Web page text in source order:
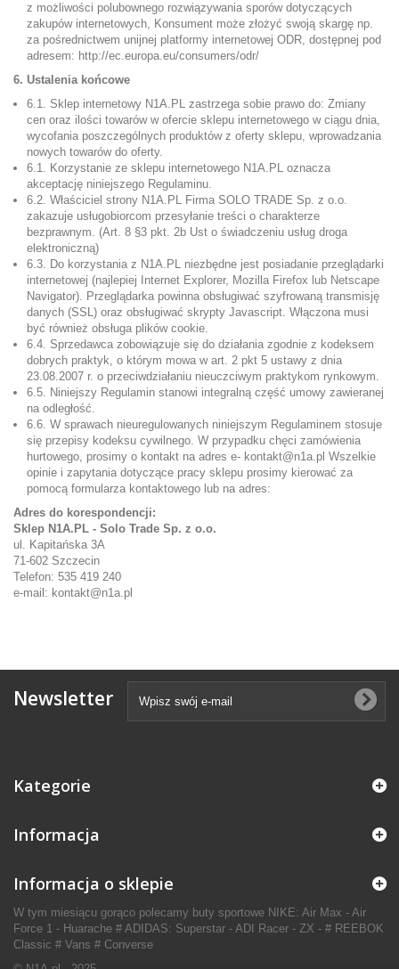
z możliwości polubownego rozwiązywania sporów dotyczących
zakupów internetowych, Konsument może złożyć swoją skargę np.
za pośrednictwem unijnej platformy internetowej ODR, dostępnej pod
adresem: http://ec.europa.eu/consumers/odr/
6. Ustalenia końcowe
6.1. Sklep internetowy N1A.PL zastrzega sobie prawo do: Zmiany
cen oraz ilości towarów w ofercie sklepu internetowego w ciągu dnia,
wycofania poszczególnych produktów z oferty sklepu, wprowadzania
nowych towarów do oferty.
6.1. Korzystanie ze sklepu internetowego N1A.PL oznacza
akceptację niniejszego Regulaminu.
6.2. Właściciel strony N1A.PL Firma SOLO TRADE Sp. z o.o.
zakazuje usługobiorcom przesyłanie treści o charakterze
bezprawnym. (Art. 8 §3 pkt. 2b Ust o świadczeniu usług droga
elektroniczną)
6.3. Do korzystania z N1A.PL niezbędne jest posiadanie przeglądarki
internetowej (najlepiej Internet Explorer, Mozilla Firefox lub Netscape
Navigator). Przeglądarka powinna obsługiwać szyfrowaną transmisję
danych (SSL) oraz obsługiwać skrypty Javascript. Włączona musi
być również obsługa plików cookie.
6.4. Sprzedawca zobowiązuje się do działania zgodnie z kodeksem
dobrych praktyk, o którym mowa w art. 2 pkt 5 ustawy z dnia
23.08.2007 r. o przeciwdziałaniu nieuczciwym praktykom rynkowym.
6.5. Niniejszy Regulamin stanowi integralną część umowy zawieranej
na odległość.
6.6. W sprawach nieuregulowanych niniejszym Regulaminem stosuje
się przepisy kodeksu cywilnego. W przypadku chęci zamówienia
hurtowego, prosimy o kontakt na adres e- kontakt@n1a.pl Wszelkie
opinie i zapytania dotyczące pracy sklepu prosimy kierować za
pomocą formularza kontaktowego lub na adres:
Adres do korespondencji:
Sklep N1A.PL - Solo Trade Sp. z o.o.
ul. Kapitańska 3A
71-602 Szczecin
Telefon: 535 419 240
e-mail: kontakt@n1a.pl
Newsletter
Kategorie
Informacja
Informacja o sklepie
W tym miesiącu gorąco polecamy buty sportowe NIKE: Air Max - Air
Force 1 - Huarache # ADIDAS: Superstar - ADI Racer - ZX - # REEBOK
Classic # Vans # Converse